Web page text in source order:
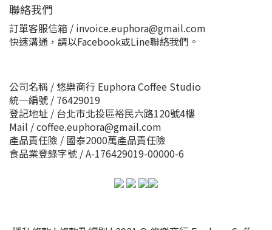
聯絡我們
訂單客服信箱 / invoice.euphora@gmail.com
快速溝通，請以Facebook或Line聯絡我們。
公司名稱 / 悠樂商行 Euphora Coffee Studio
統一編號 / 76429019
登記地址 / 台北市北投區裕民六路120號4樓
Mail / coffee.euphora@gmail.com
產品責任險 / 國泰2000萬產品責任險
食品業登錄字號 / A-176429019-00000-6